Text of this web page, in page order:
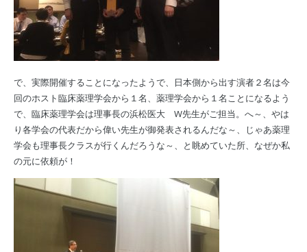
で、実際開催することになったようで、日本側から出す演者２名は今
回のホスト臨床薬理学会から１名、薬理学会から１名ことになるよう
で、臨床薬理学会は理事長の浜松医大 W先生がご担当。へ～、やは
り各学会の代表だから偉い先生が御発表されるんだな～、じゃあ薬理
学会も理事長クラスが行くんだろうな～、と眺めていた所、なぜか私
の元に依頼が！